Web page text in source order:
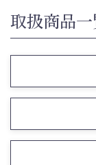
取扱商品